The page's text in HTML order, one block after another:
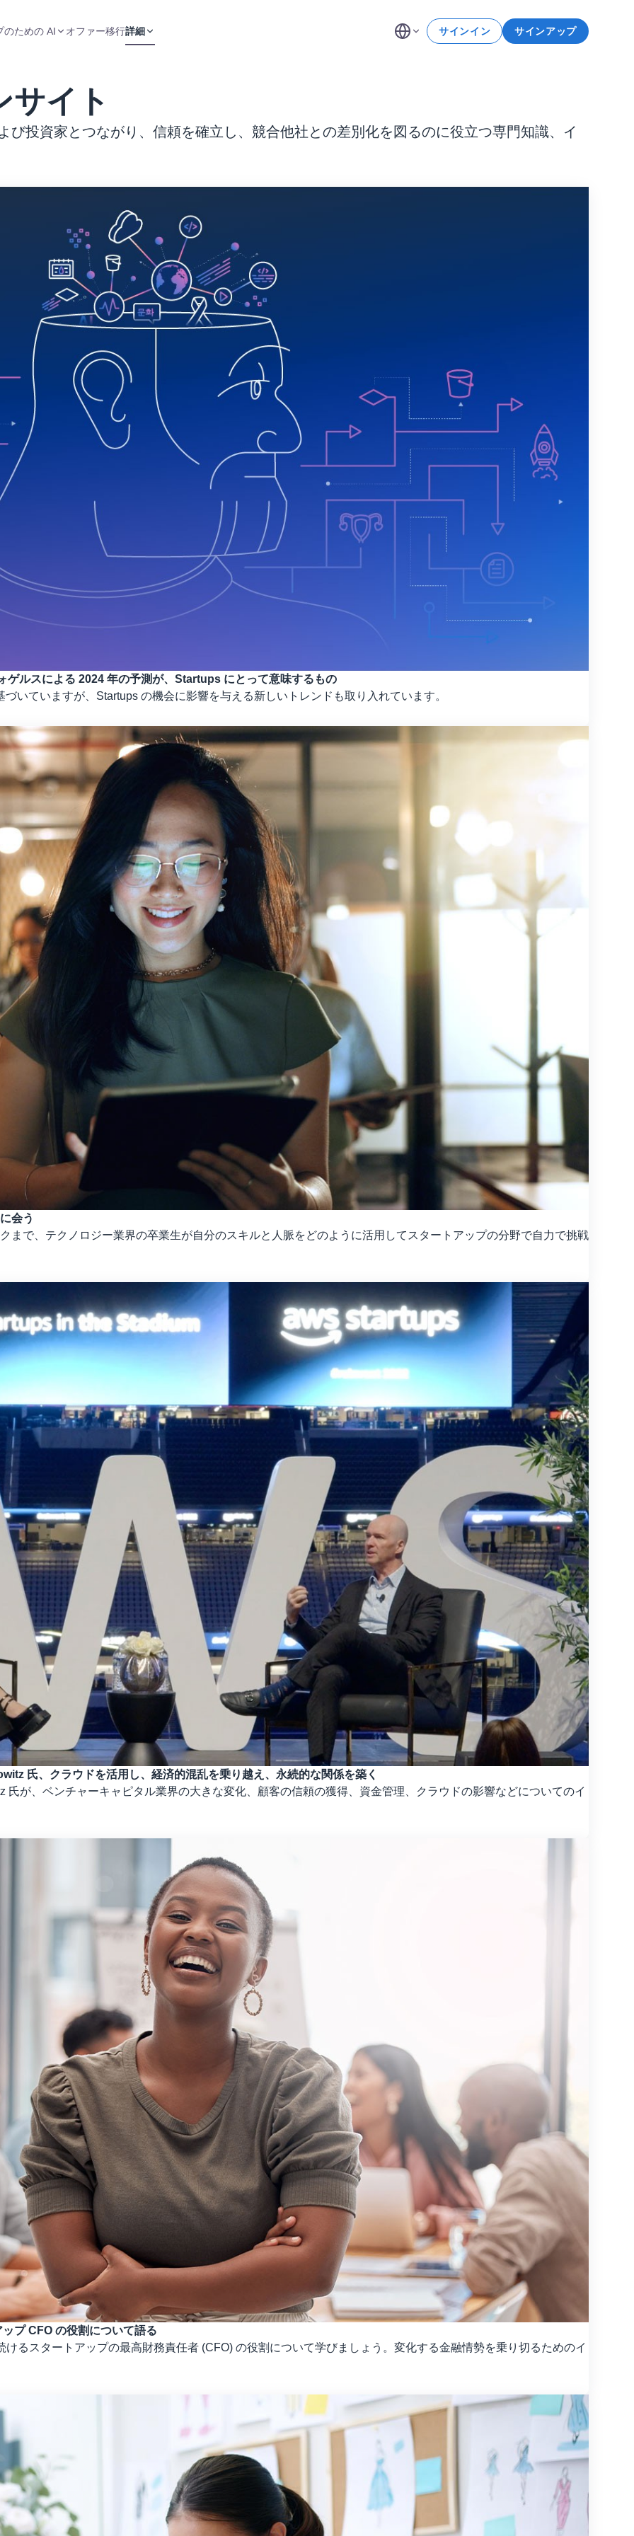
のための AI オファー移行詳細 サインイン サインアップ
サイト
び投資家とつながり、信頼を確立し、競合他社との差別化を図るのに役立つ専門知識、イ
ルスによる 2024 年の予測が、Startups にとって意味するもの
いていますが、Startups の機会に影響を与える新しいトレンドも取り入れています。
会う
まで、テクノロジー業界の卒業生が自分のスキルと人脈をどのように活用してスタートアップの分野で自力で挑戦
氏、クラウドを活用し、経済的混乱を乗り越え、永続的な関係を築く
が、ベンチャーキャピタル業界の大きな変化、顧客の信頼の獲得、資金管理、クラウドの影響などについてのイ
プ CFO の役割について語る
るスタートアップの最高財務責任者 (CFO) の役割について学びましょう。変化する金融情勢を乗り切るためのイ